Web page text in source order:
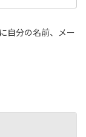
自分の名前、メー